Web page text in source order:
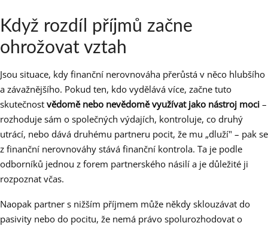
Když rozdíl příjmů začne
ohrožovat vztah
Jsou situace, kdy finanční nerovnováha přerůstá v něco hlubšího
a závažnějšího. Pokud ten, kdo vydělává více, začne tuto
skutečnost vědomě nebo nevědomě využívat jako nástroj moci –
rozhoduje sám o společných výdajích, kontroluje, co druhý
utrácí, nebo dává druhému partneru pocit, že mu „dluží" – pak se
z finanční nerovnováhy stává finanční kontrola. Ta je podle
odborníků jednou z forem partnerského násilí a je důležité ji
rozpoznat včas.
Naopak partner s nižším příjmem může někdy sklouzávat do
pasivity nebo do pocitu, že nemá právo spolurozhodovat o